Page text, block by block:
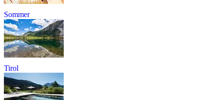
Sommer
Tirol